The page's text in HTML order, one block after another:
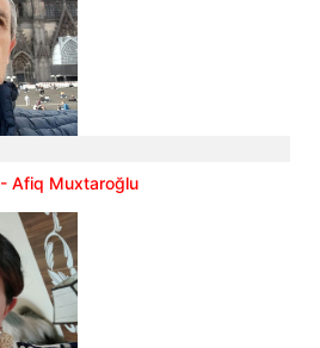
- Afiq Muxtaroğlu